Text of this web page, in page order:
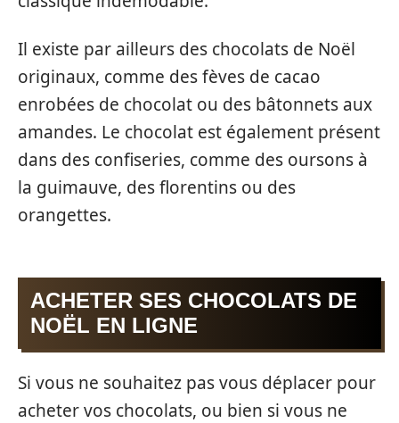
Il existe par ailleurs des chocolats de Noël
originaux, comme des fèves de cacao
enrobées de chocolat ou des bâtonnets aux
amandes. Le chocolat est également présent
dans des confiseries, comme des oursons à
la guimauve, des florentins ou des
orangettes.
ACHETER SES CHOCOLATS DE
NOËL EN LIGNE
Si vous ne souhaitez pas vous déplacer pour
acheter vos chocolats, ou bien si vous ne